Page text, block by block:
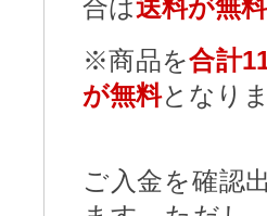
合は送料が無料
※商品を合計
が無料となり
ご入金を確認